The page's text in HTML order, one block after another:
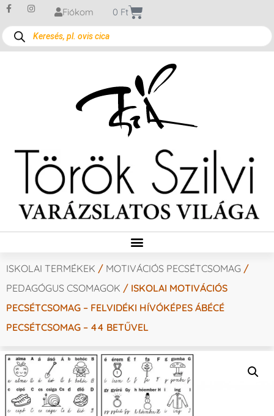
Fiókom 0 Ft
ISKOLAI TERMÉKEK / MOTIVÁCIÓS PECSÉTCSOMAG /
PEDAGÓGUS CSOMAGOK / ISKOLAI MOTIVÁCIÓS
PECSÉTCSOMAG – FELVIDÉKI HÍVÓKÉPES ÁBÉCÉ
PECSÉTCSOMAG – 44 BETŰVEL